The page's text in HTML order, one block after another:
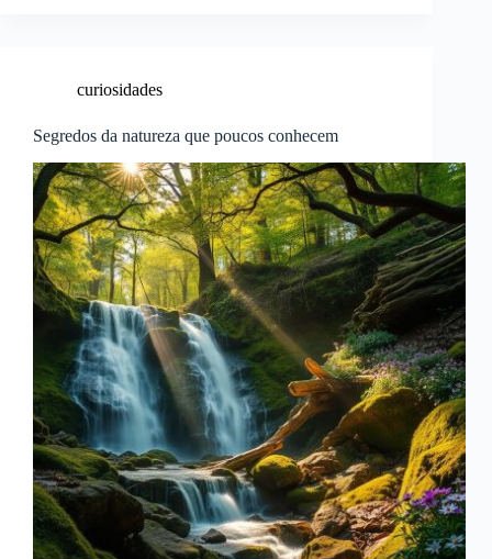
curiosidades
Segredos da natureza que poucos conhecem